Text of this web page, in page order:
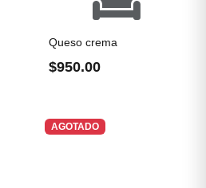
Queso crema
$950.00
AGOTADO